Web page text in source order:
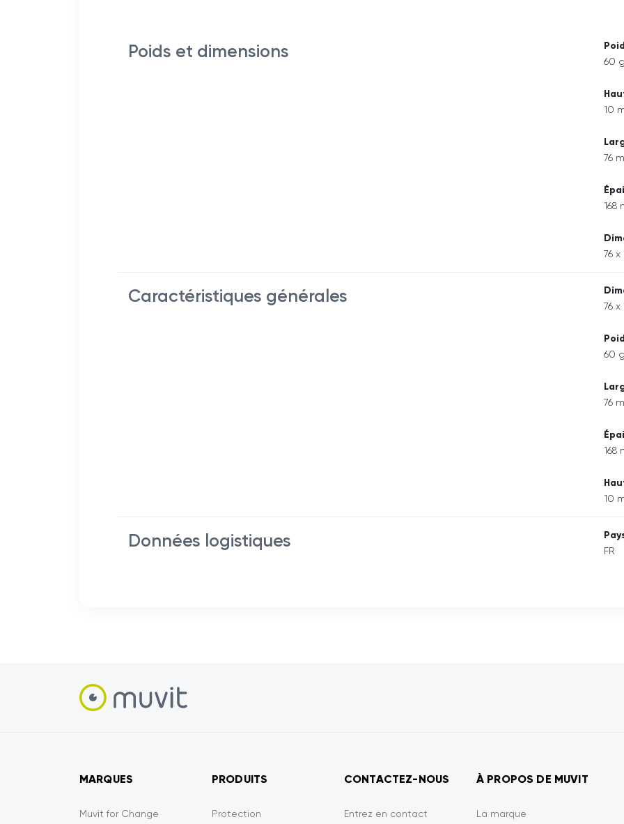
Poids et dimensions 60 g
10
76
168
76 x
Caractéristiques générales 76 x
60 g
76
168
10
Données logistiques FR
MARQUES
Muvit for Change
PRODUITS
Protection
CONTACTEZ-NOUS
Entrez en contact
À PROPOS DE MUVIT
La marque